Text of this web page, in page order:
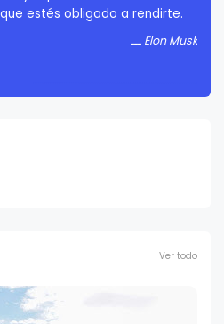
estés obligado a rendirte.
Elon Musk
Ver todo